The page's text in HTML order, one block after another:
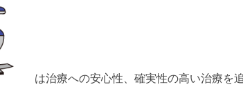
は治療への安心性、確実性の高い治療を